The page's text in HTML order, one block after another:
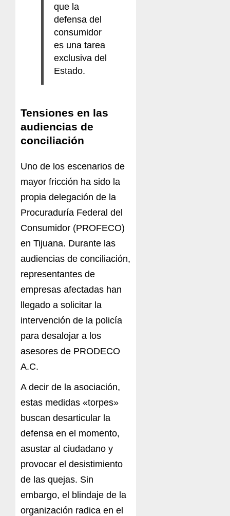
que la
defensa del
consumidor
es una tarea
exclusiva del
Estado.
Tensiones en las
audiencias de
conciliación
Uno de los escenarios de
mayor fricción ha sido la
propia delegación de la
Procuraduría Federal del
Consumidor (PROFECO)
en Tijuana. Durante las
audiencias de conciliación,
representantes de
empresas afectadas han
llegado a solicitar la
intervención de la policía
para desalojar a los
asesores de PRODECO
A.C.
A decir de la asociación,
estas medidas «torpes»
buscan desarticular la
defensa en el momento,
asustar al ciudadano y
provocar el desistimiento
de las quejas. Sin
embargo, el blindaje de la
organización radica en el